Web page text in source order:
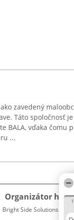
zavedený
Táto spoločnosť
BALA, vďaka čomu
...
Organizátor
Bright Side Solutions sp. z